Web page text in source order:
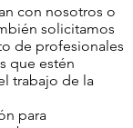
con nosotros o
solicitamos
de profesionales
que estén
trabajo de la
para